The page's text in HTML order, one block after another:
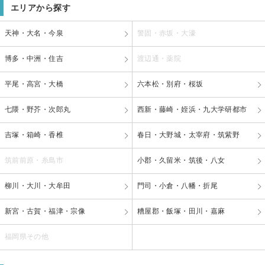
エリアから探す
天神・大名・今泉 警固・赤坂・大濠
博多・中洲・住吉 渡辺通・薬院
平尾・高宮・大橋 六本松・別府・桜坂
七隈・野芥・次郎丸 西新・藤崎・姪浜・九大学研都市
吉塚・箱崎・香椎 春日・大野城・太宰府・筑紫野
筑前前原・糸島市 小郡・久留米・筑後・八女
柳川・大川・大牟田 門司・小倉・八幡・折尾
新宮・古賀・福津・宗像 糟屋郡・飯塚・田川・嘉麻
福岡県その他